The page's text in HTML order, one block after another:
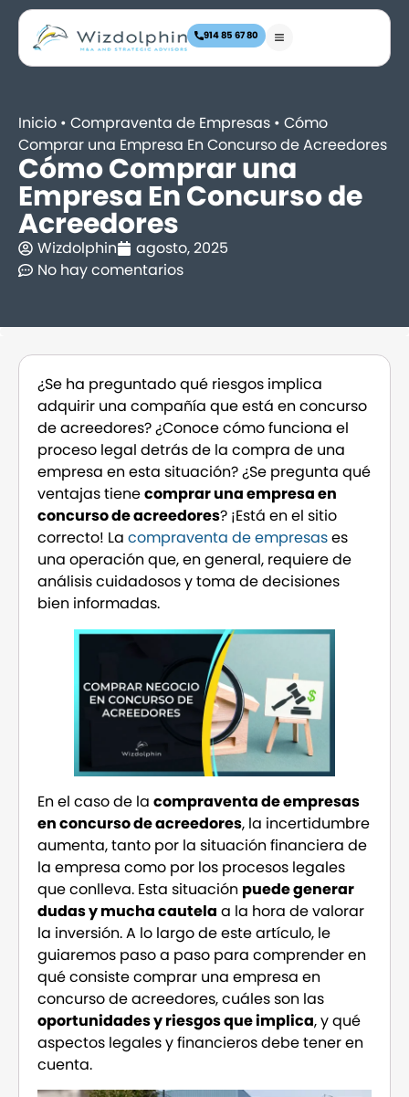
914 85 67 80
Inicio • Compraventa de Empresas • Cómo
Comprar una Empresa En Concurso de Acreedores
Cómo Comprar una
Empresa En Concurso de
Acreedores
Wizdolphin
agosto, 2025
No hay comentarios
¿Se ha preguntado qué riesgos implica
adquirir una compañía que está en concurso
de acreedores? ¿Conoce cómo funciona el
proceso legal detrás de la compra de una
empresa en esta situación? ¿Se pregunta qué
ventajas tienecomprar una empresa en
concurso de acreedores? ¡Está en el sitio
correcto! La compraventa de empresases
una operación que, en general, requiere de
análisis cuidadosos y toma de decisiones
bien informadas.
En el caso de la compraventa de empresas
en concurso de acreedores, la incertidumbre
aumenta, tanto por la situación financiera de
la empresa como por los procesos legales
que conlleva. Esta situación puede generar
dudas y mucha cautela a la hora de valorar
la inversión. A lo largo de este artículo, le
guiaremos paso a paso para comprender en
qué consiste comprar una empresa en
concurso de acreedores, cuáles son las
oportunidades y riesgos que implica, y qué
aspectos legales y financieros debe tener en
cuenta.